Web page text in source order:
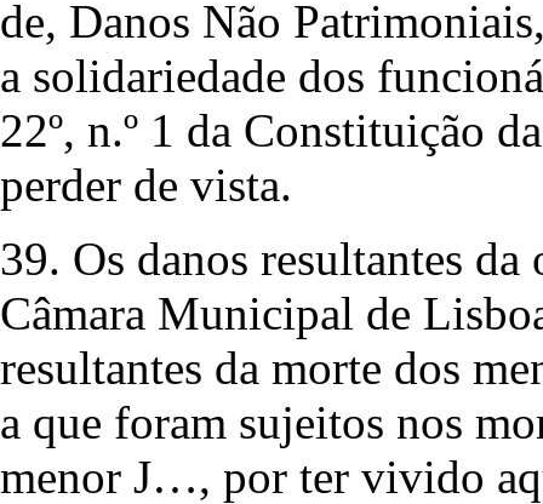
de, Danos Não
a solidariedade dos
22º, n.º 1 da Constituição
perder de vista.
39. Os danos resultantes
Câmara Municipal de
resultantes da morte dos
a que foram sujeitos nos
menor J…, por ter vivido